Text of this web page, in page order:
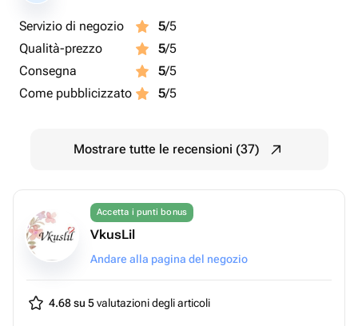
Servizio di negozio 5/5
Qualità-prezzo
5/5
Consegna
5/5
Come pubblicizzato
5/5
Mostrare tutte le recensioni (37)
Accetta i punti bonus
VkusLil
Andare alla pagina del negozio
4.68 su 5valutazioni degli articoli